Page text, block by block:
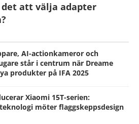
att välja adapter
AI-actionkameror och
står i centrum när Dreame
produkter på IFA 2025
Xiaomi 15T-serien:
möter flaggskeppsdesign